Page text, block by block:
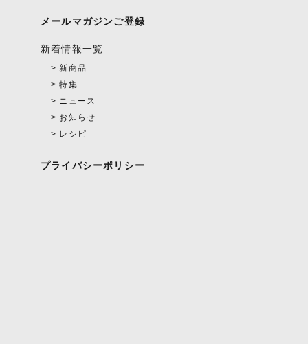
メールマガジンご登録
新着情報一覧
新商品
特集
ニュース
お知らせ
レシピ
プライバシーポリシー